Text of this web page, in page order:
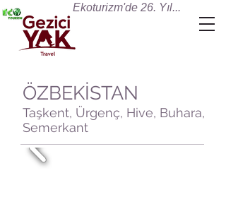
Ekoturizm'de 26. Yıl...
ÖZBEKİSTAN
Taşkent, Ürgenç, Hive, Buhara,
Semerkant